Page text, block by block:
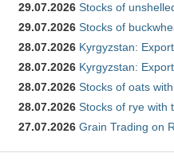
29.07.2026 Stocks of
29.07.2026 Stocks of
28.07.2026 Kyrgyzstan:
28.07.2026 Kyrgyzstan:
28.07.2026 Stocks of oats
28.07.2026 Stocks of rye with
27.07.2026 Grain Trading on